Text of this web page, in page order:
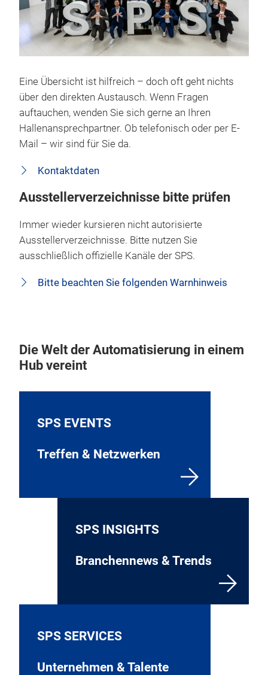
Eine Übersicht ist hilfreich – doch oft geht nichts
über den direkten Austausch. Wenn Fragen
auftauchen, wenden Sie sich gerne an Ihren
Hallenansprechpartner. Ob telefonisch oder per E-
Mail – wir sind für Sie da.
Kontaktdaten
Ausstellerverzeichnisse bitte prüfen
Immer wieder kursieren nicht autorisierte
Ausstellerverzeichnisse. Bitte nutzen Sie
ausschließlich offizielle Kanäle der SPS.
Bitte beachten Sie folgenden Warnhinweis
Die Welt der Automatisierung in einem
Hub vereint
SPS EVENTS
Treffen & Netzwerken
SPS INSIGHTS
Branchennews & Trends
SPS SERVICES
Unternehmen & Talente